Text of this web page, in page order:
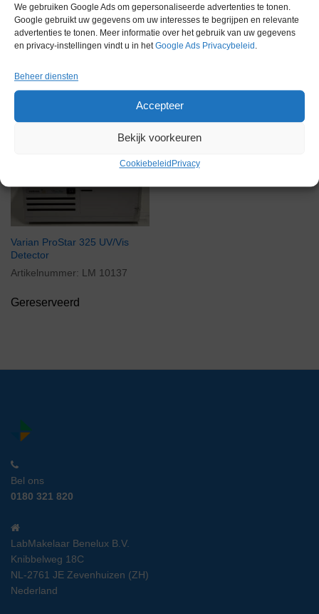
We gebruiken Google Ads om gepersonaliseerde advertenties te tonen.
Google gebruikt uw gegevens om uw interesses te begrijpen en relevante
advertenties te tonen. Meer informatie over het gebruik van uw gegevens
en privacy-instellingen vindt u in hetGoogle Ads Privacybeleid .
Beheer diensten
Accepteer
Bekijk voorkeuren
Cookiebeleid Privacy
Gereserveerd
Varian ProStar 325 UV/Vis
Detector
Artikelnummer: LM 10137
Gereserveerd
Bel ons
0180 321 820
LabMakelaar Benelux B.V.
Knibbelweg 18C
NL-2761 JE Zevenhuizen (ZH)
Nederland